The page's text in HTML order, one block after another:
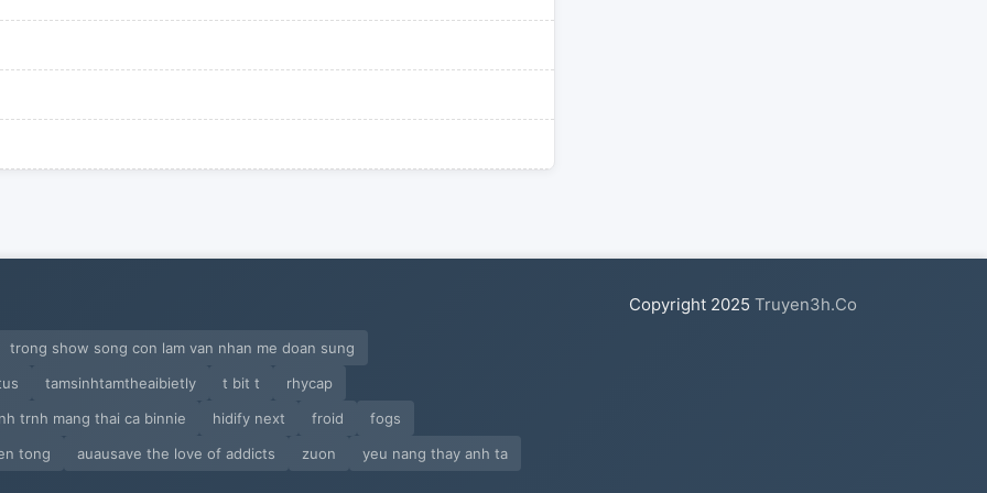
trong show song con lam van nhan me doan sung
tamsinhtamtheaibietly t bit t
rhycap
trnh mang thai ca binnie hidify next froid
fogs
tong
auausave the love of addicts zuon
yeu nang thay anh ta
Copyright 2025 Truyen3h.Co